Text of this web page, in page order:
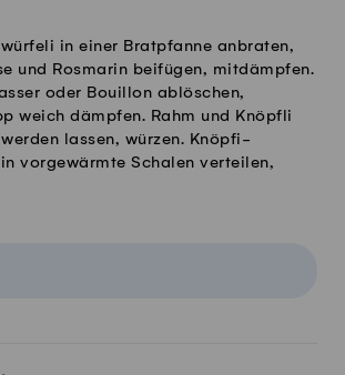
in einer Bratpfanne anbraten,
und Rosmarin beifügen, mitdämpfen.
oder Bouillon ablöschen,
weich dämpfen. Rahm und Knöpfli
lassen, würzen. Knöpfi-
vorgewärmte Schalen verteilen,